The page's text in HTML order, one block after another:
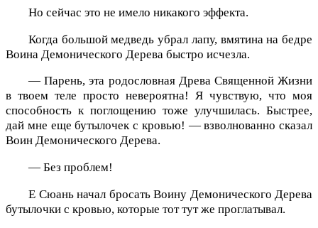
Но сейчас это не имело никакого эффекта.
Когда большой медведь убрал лапу, вмятина на бедре
Воина Демонического Дерева быстро исчезла.
— Парень, эта родословная Древа Священной Жизни
в твоем теле просто невероятна! Я чувствую, что моя
способность к поглощению тоже улучшилась. Быстрее,
дай мне еще бутылочек с кровью! — взволнованно сказал
Воин Демонического Дерева.
— Без проблем!
Е Сюань начал бросать Воину Демонического Дерева
бутылочки с кровью, которые тот тут же проглатывал.